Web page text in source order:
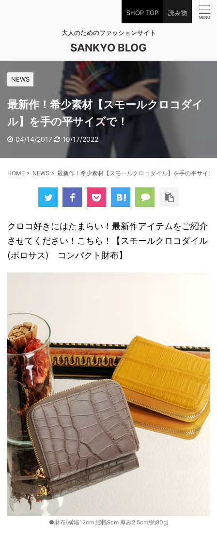
SHOP TOP 読み物
大人のためのファッションサイト
SANKYO BLOG
NEWS
最新作！希少素材【スモールクロコダイ
ル】を手の平サイズで！
04/14/2017 10/17/2022
HOME > NEWS > 最新作！希少素材【スモールクロコダイル】を手の平サイズ
クロコ好きにはたまらい！最新作アイテムをご紹介
させてください！こちら！【スモールクロコダイル
(ポロサス) コンパクト財布】
●財布(横幅12cm 縦幅9cm 厚み2.5cm/約80g)